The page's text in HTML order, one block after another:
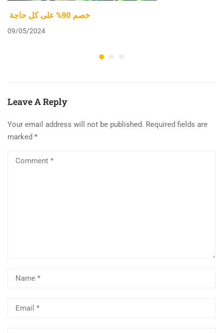
خصم 90% على كل حاجة
09/05/2024
Leave A Reply
Your email address will not be published. Required fields are
marked *